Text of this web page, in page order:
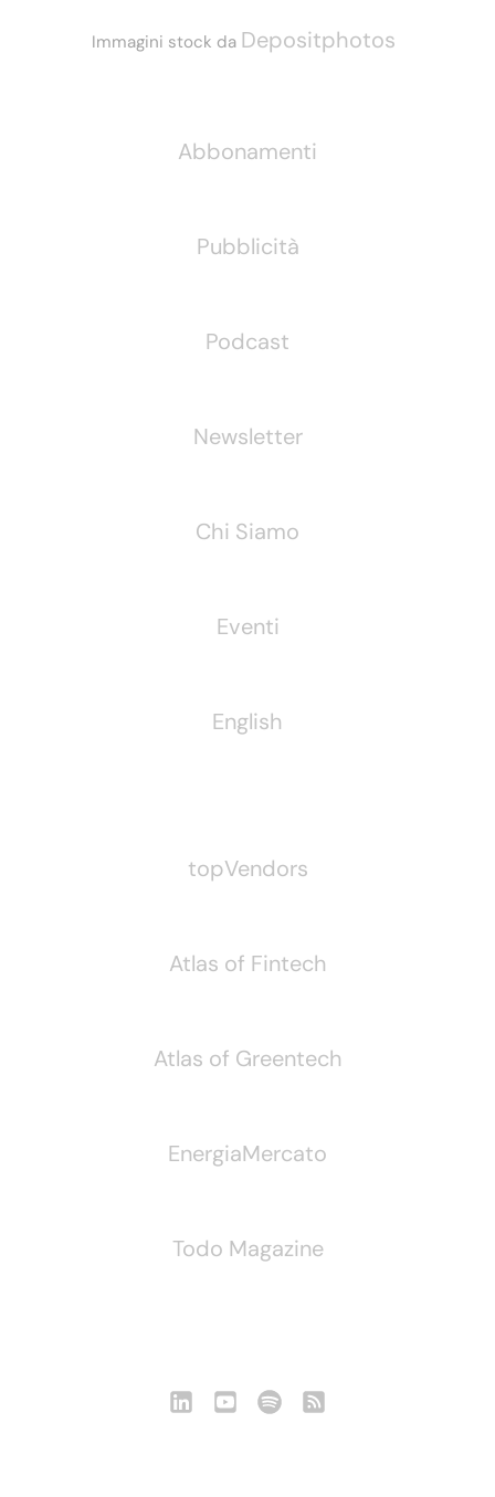
Immagini stock da Depositphotos
Abbonamenti
Pubblicità
Podcast
Newsletter
Chi Siamo
Eventi
English
topVendors
Atlas of Fintech
Atlas of Greentech
EnergiaMercato
Todo Magazine